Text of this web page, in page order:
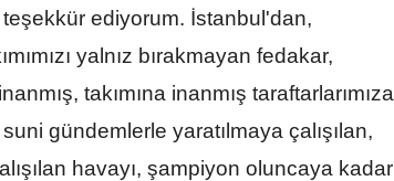
ediyorum. İstanbul'dan,
yalnız bırakmayan fedakar,
takımına inanmış taraftarlarımıza
gündemlerle yaratılmaya çalışılan,
havayı, şampiyon oluncaya kadar